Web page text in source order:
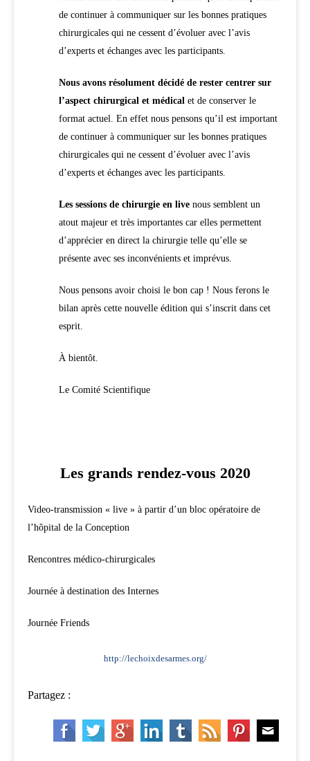
de continuer à communiquer sur les bonnes pratiques
chirurgicales qui ne cessent d’évoluer avec l’avis
d’experts et échanges avec les participants.
Nous avons résolument décidé de rester centrer sur
l’aspect chirurgical et médical et de conserver le
format actuel. En effet nous pensons qu’il est important
de continuer à communiquer sur les bonnes pratiques
chirurgicales qui ne cessent d’évoluer avec l’avis
d’experts et échanges avec les participants.
Les sessions de chirurgie en live nous semblent un
atout majeur et très importantes car elles permettent
d’apprécier en direct la chirurgie telle qu’elle se
présente avec ses inconvénients et imprévus.
Nous pensons avoir choisi le bon cap ! Nous ferons le
bilan après cette nouvelle édition qui s’inscrit dans cet
esprit.
À bientôt.
Le Comité Scientifique
Les grands rendez-vous 2020
Video-transmission « live » à partir d’un bloc opératoire de
l’hôpital de la Conception
Rencontres médico-chirurgicales
Journée à destination des Internes
Journée Friends
http://lechoixdesarmes.org/
Partagez :